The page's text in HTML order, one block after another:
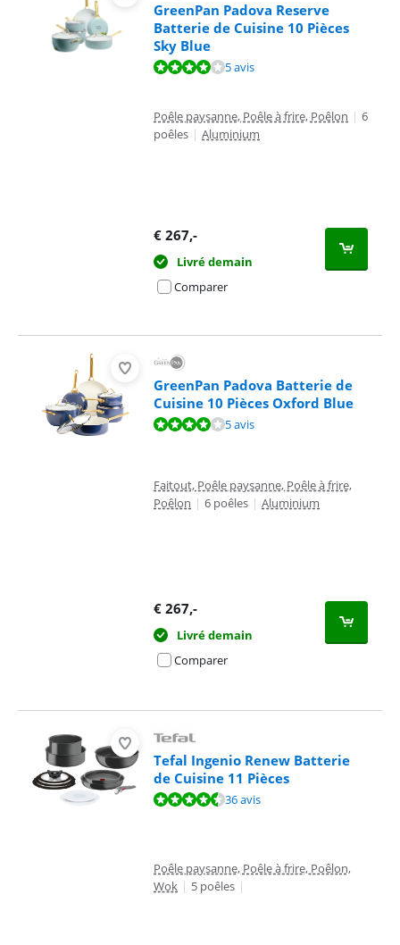
GreenPan Padova Reserve
Batterie de Cuisine 10 Pièces
Sky Blue
La note est de 8,4 sur 10, basée sur 5 avis.5 avis
Poêle paysanne, Poêle à frire, Poêlon | 6
poêles | Aluminium
€ 267,-
Livré demain
Comparer
GreenPan Padova Batterie de
Cuisine 10 Pièces Oxford Blue
La note est de 8,4 sur 10, basée sur 5 avis.5 avis
Faitout, Poêle paysanne, Poêle à frire,
Poêlon | 6 poêles | Aluminium
€ 267,-
Livré demain
Comparer
Tefal Ingenio Renew Batterie
de Cuisine 11 Pièces
La note est de 8,9 sur 10, basée sur 36 avis.36 avis
Poêle paysanne, Poêle à frire, Poêlon,
Wok | 5 poêles |